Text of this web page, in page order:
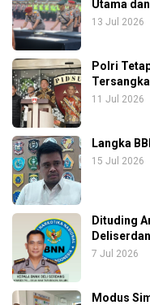
Utama
13 Jul 2026
Polri
11 Jul 2026
Langka
15 Jul 2026
Dituding
7 Jul 2026
Modus